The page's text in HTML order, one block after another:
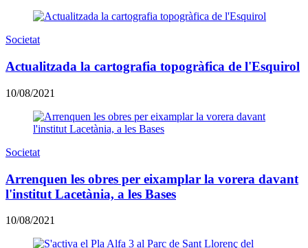
Societat
Actualitzada la cartografia topogràfica de l'Esquirol
10/08/2021
Societat
Arrenquen les obres per eixamplar la vorera davant
l'institut Lacetània, a les Bases
10/08/2021